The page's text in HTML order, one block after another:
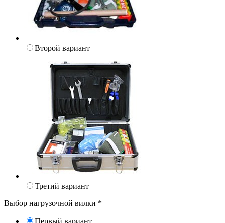
Второй вариант
Третий вариант
Выбор нагрузочной вилки *